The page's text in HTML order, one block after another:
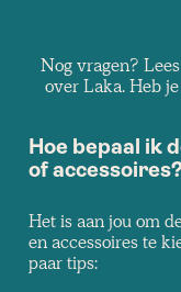
Nog vragen?
over Laka. Heb
Hoe bepaal ik
of
Het is aan jou om
en accessoires te
paar tips: